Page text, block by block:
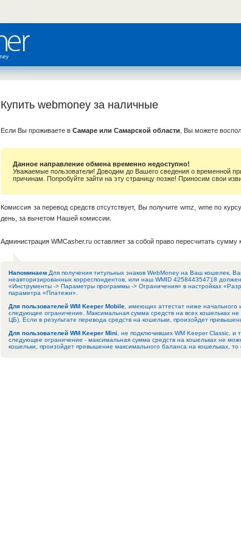
Купить webmoney за наличные
Если Вы проживаете в Самаре или Самарской области , Вы можете
Данное направление обмена временно недоступно!
Уважаемые пользователи! Доводим до Вашего сведения о временной
причинам. Попробуйте зайти на эту страницу позже! Приносим свои
Комиссия за перевод средств отсутствует, Вы получите wmz, wme по
день, за вычетом Нашей комиссии.
Администрация WMCasher.ru оставляет за собой право пересчитать
Напоминаем Для получения титульных знаков WebMoney на Ваш кошелек,
неавторизированных корреспондентов, или наш WMID 425844354718
«Инструменты -> Параметры программы -> Ограничения» в настройках
параметра «Платежи».
Для пользователей WM Keeper Mobile , имеющих аттестат ниже начального
следующее ограничение. Максимальная сумма средств на всех кошельках
ЦБ). Если в результате перевода средств на кошельки, произойдет
Для пользователей WM Keeper Mini , не подключивших WM Keeper Classic, и
следующее ограничение - максимальная сумма средств на кошельках не
кошельки, произойдет превышение максимального баланса на кошельках, то